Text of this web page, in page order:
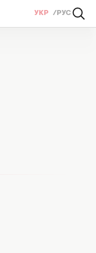
УКР РУС